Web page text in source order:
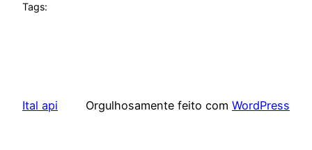
Tags:
Ital api Orgulhosamente feito com WordPress